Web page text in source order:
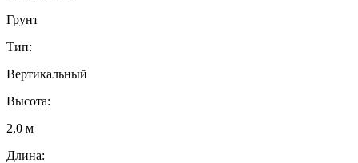
Грунт
Тип:
Вертикальный
Высота:
2,0 м
Длина: